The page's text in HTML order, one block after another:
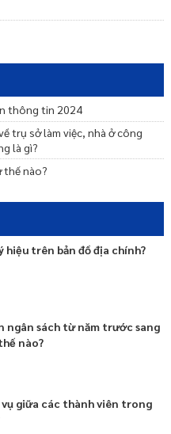
kiệm, chống lãng phí?
rửa tiền là gì?
luận trên báo chí của công
thông tin 2024
trụ sở làm việc, nhà ở công
là gì?
thế nào?
hiệu trên bản đồ địa chính?
ngân sách từ năm trước sang
nào?
vụ giữa các thành viên trong